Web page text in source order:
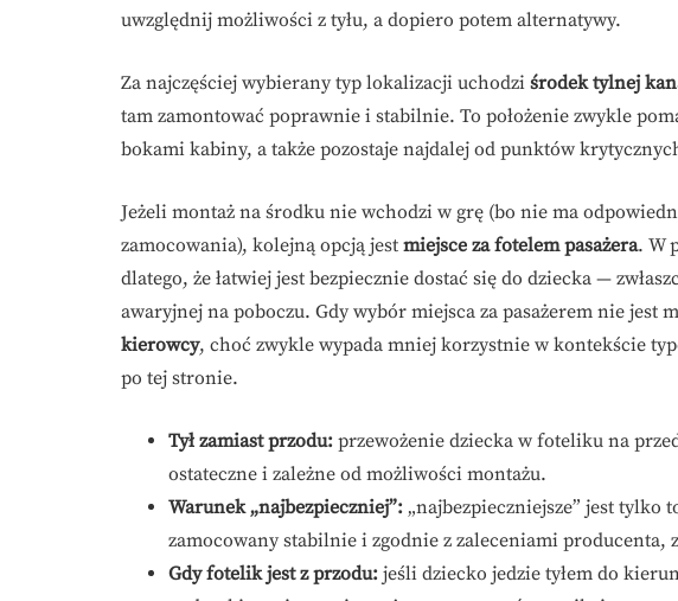
uwzględnij możliwości z tyłu, a dopiero potem alternatywy.
Za najczęściej wybierany typ lokalizacji uchodzi środek tylnej
tam zamontować poprawnie i stabilnie. To położenie zwykle
bokami kabiny, a także pozostaje najdalej od punktów
Jeżeli montaż na środku nie wchodzi w grę (bo nie ma
zamocowania), kolejną opcją jest miejsce za fotelem pasażera. W
dlatego, że łatwiej jest bezpiecznie dostać się do dziecka —
awaryjnej na poboczu. Gdy wybór miejsca za pasażerem nie jest
kierowcy, choć zwykle wypada mniej korzystnie w kontekście
po tej stronie.
Tył zamiast przodu: przewożenie dziecka w foteliku na
ostateczne i zależne od możliwości montażu.
Warunek „najbezpieczniej”: „najbezpieczniejsze” jest
zamocowany stabilnie i zgodnie z zaleceniami producenta,
Gdy fotelik jest z przodu: jeśli dziecko jedzie tyłem do